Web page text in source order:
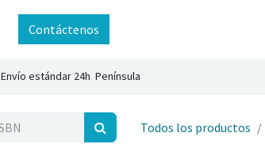
Contáctenos
Envío estándar 24h Península
Todos los productos